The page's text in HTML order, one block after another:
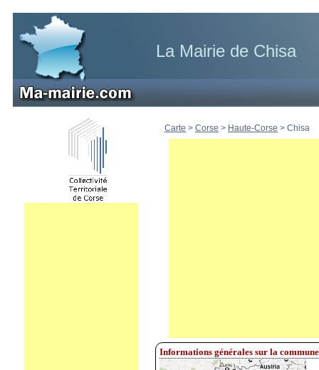
La Mairie de Chisa
Carte > Corse > Haute-Corse > Chisa
Informations générales sur la